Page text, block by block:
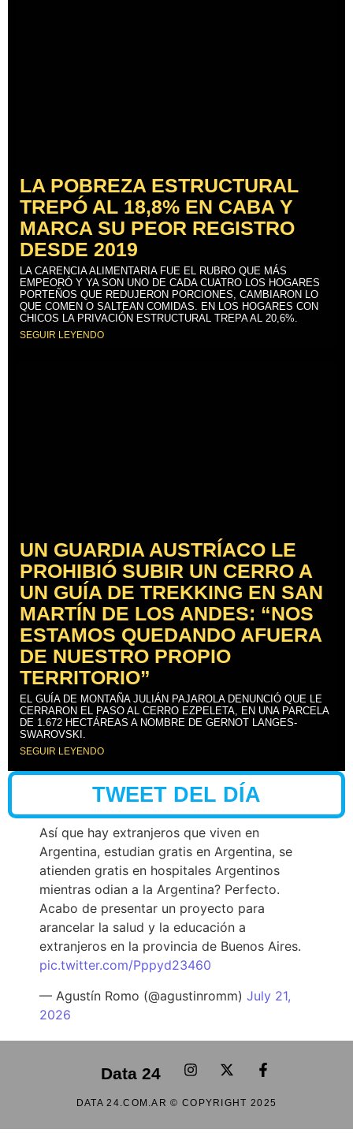
LA POBREZA ESTRUCTURAL
TREPÓ AL 18,8% EN CABA Y
MARCA SU PEOR REGISTRO
DESDE 2019
LA CARENCIA ALIMENTARIA FUE EL RUBRO QUE MÁS
EMPEORÓ Y YA SON UNO DE CADA CUATRO LOS HOGARES
PORTEÑOS QUE REDUJERON PORCIONES, CAMBIARON LO
QUE COMEN O SALTEAN COMIDAS. EN LOS HOGARES CON
CHICOS LA PRIVACIÓN ESTRUCTURAL TREPA AL 20,6%.
SEGUIR LEYENDO
UN GUARDIA AUSTRÍACO LE
PROHIBIÓ SUBIR UN CERRO A
UN GUÍA DE TREKKING EN SAN
MARTÍN DE LOS ANDES: “NOS
ESTAMOS QUEDANDO AFUERA
DE NUESTRO PROPIO
TERRITORIO”
EL GUÍA DE MONTAÑA JULIÁN PAJAROLA DENUNCIÓ QUE LE
CERRARON EL PASO AL CERRO EZPELETA, EN UNA PARCELA
DE 1.672 HECTÁREAS A NOMBRE DE GERNOT LANGES-
SWAROVSKI.
SEGUIR LEYENDO
TWEET DEL DÍA
Así que hay extranjeros que viven en
Argentina, estudian gratis en Argentina, se
atienden gratis en hospitales Argentinos
mientras odian a la Argentina? Perfecto.
Acabo de presentar un proyecto para
arancelar la salud y la educación a
extranjeros en la provincia de Buenos Aires.
pic.twitter.com/Pppyd23460
— Agustín Romo (@agustinromm) July 21,
2026
Data 24
DATA 24.COM.AR © COPYRIGHT 2025